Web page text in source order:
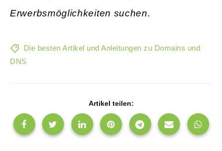
Erwerbsmöglichkeiten suchen.
Die besten Artikel und Anleitungen zu Domains und
DNS
Artikel teilen: